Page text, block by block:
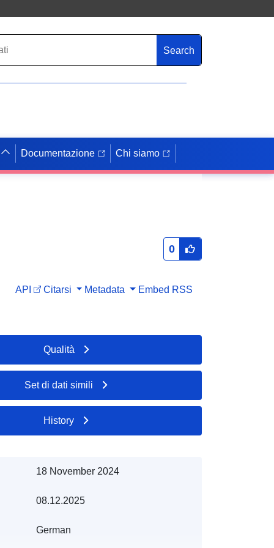
Search
Documentazione Chi siamo
0
API Citarsi Metadata Embed RSS
Qualità
Set di dati simili
History
18 November 2024
08.12.2025
German